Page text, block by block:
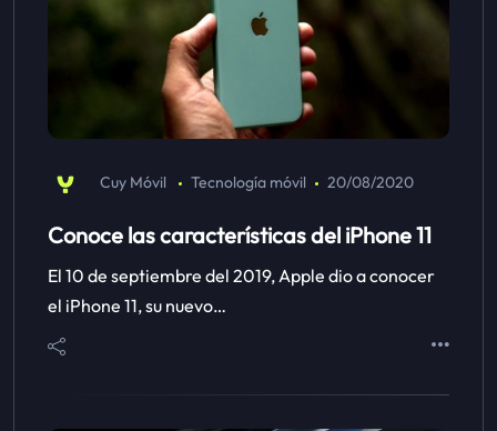
Cuy Móvil Tecnología móvil 20/08/2020
Conoce las características del iPhone 11
El 10 de septiembre del 2019, Apple dio a conocer
el iPhone 11, su nuevo…